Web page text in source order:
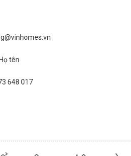
tên
648 017